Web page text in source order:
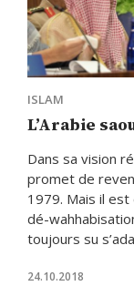
ISLAM
L’Arabie
Dans sa vision
promet de
1979. Mais il
dé-
toujours su
24.10.2018